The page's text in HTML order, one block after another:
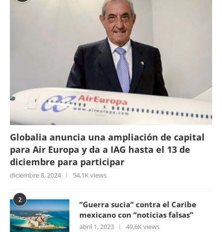
Globalia anuncia una ampliación de capital
para Air Europa y da a IAG hasta el 13 de
diciembre para participar
diciembre 8, 2024 54,1K views
2
“Guerra sucia” contra el Caribe
mexicano con “noticias falsas”
abril 1, 2023 49,6K views